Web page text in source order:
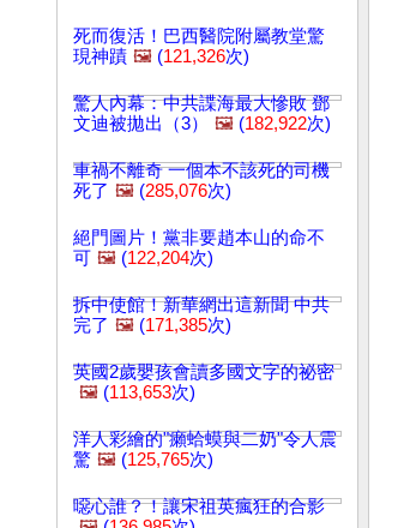
死而復活！巴西醫院附屬教堂驚
現神蹟 🖼️ (121,326次)
驚人內幕：中共諜海最大慘敗 鄧
文迪被拋出（3）
🖼️ (182,922次)
車禍不離奇 一個本不該死的司機
死了 🖼️ (285,076次)
絕門圖片！黨非要趙本山的命不
可 🖼️ (122,204次)
拆中使館！新華網出這新聞 中共
完了 🖼️ (171,385次)
英國2歲嬰孩會讀多國文字的祕密
🖼️ (113,653次)
洋人彩繪的"癩蛤蟆與二奶"令人震
驚 🖼️ (125,765次)
噁心誰？！讓宋祖英瘋狂的合影